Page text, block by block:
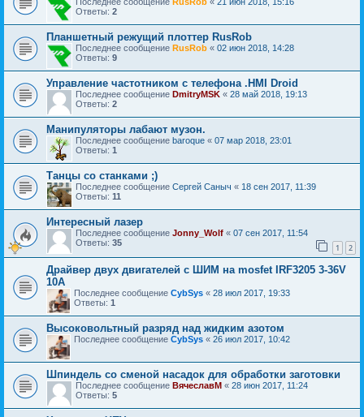
Ответы: 2
Планшетный режущий плоттер RusRob
Последнее сообщение RusRob « 02 июн 2018, 14:28
Ответы: 9
Управление частотником с телефона .HMI Droid
Последнее сообщение DmitryMSK « 28 май 2018, 19:13
Ответы: 2
Манипуляторы лабают музон.
Последнее сообщение baroque « 07 мар 2018, 23:01
Ответы: 1
Танцы со станками ;)
Последнее сообщение Сергей Саныч « 18 сен 2017, 11:39
Ответы: 11
Интересный лазер
Последнее сообщение Jonny_Wolf « 07 сен 2017, 11:54
Ответы: 35 1 2
Драйвер двух двигателей с ШИМ на mosfet IRF3205 3-36V
10А
Последнее сообщение CybSys « 28 июл 2017, 19:33
Ответы: 1
Высоковольтный разряд над жидким азотом
Последнее сообщение CybSys « 26 июл 2017, 10:42
Шпиндель со сменой насадок для обработки заготовки
Последнее сообщение ВячеславМ « 28 июн 2017, 11:24
Ответы: 5